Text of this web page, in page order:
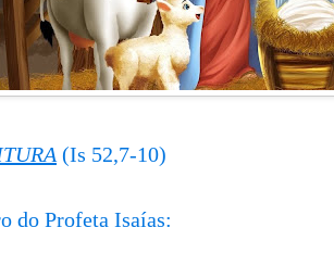
(Is 52,7-10)
do Profeta Isaías: